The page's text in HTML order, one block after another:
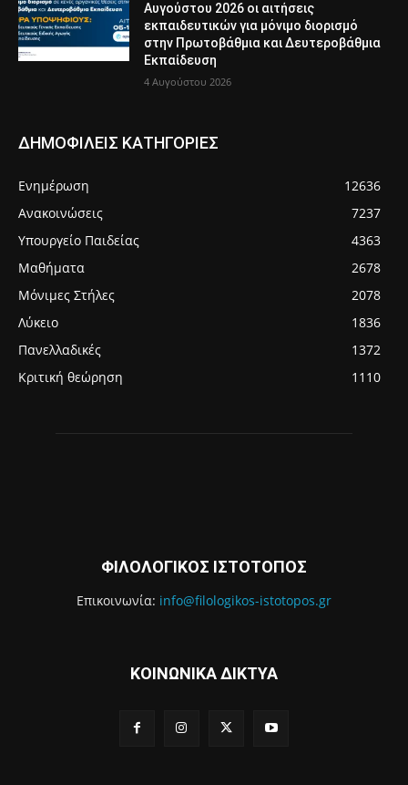
Αυγούστου 2026 οι αιτήσεις
εκπαιδευτικών για μόνιμο διορισμό
στην Πρωτοβάθμια και Δευτεροβάθμια
Εκπαίδευση
4 Αυγούστου 2026
ΔΗΜΟΦΙΛΕΙΣ ΚΑΤΗΓΟΡΙΕΣ
Ενημέρωση
12636
Ανακοινώσεις
7237
Υπουργείο Παιδείας
4363
Μαθήματα
2678
Μόνιμες Στήλες
2078
Λύκειο
1836
Πανελλαδικές
1372
Κριτική θεώρηση
1110
ΦΙΛΟΛΟΓΙΚΟΣ ΙΣΤΟΤΟΠΟΣ
Επικοινωνία: info@filologikos-istotopos.gr
ΚΟΙΝΩΝΙΚΑ ΔΙΚΤΥΑ